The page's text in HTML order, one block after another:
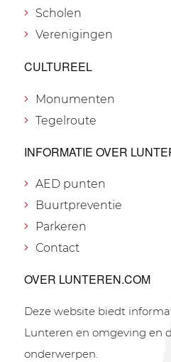
Scholen
Verenigingen
CULTUREEL
Monumenten
Tegelroute
INFORMATIE OVER
AED punten
Buurtpreventie
Parkeren
Contact
OVER LUNTEREN.COM
Deze website biedt
Lunteren en omgeving en
onderwerpen.